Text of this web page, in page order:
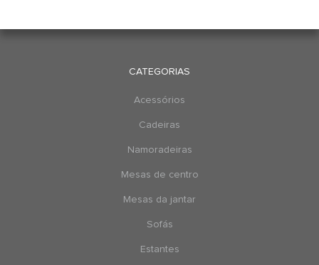
CATEGORIAS
Acessórios
Cadeiras
Namoradeiras
Mesas de centro
Mesas da jantar
Sofás
Estantes